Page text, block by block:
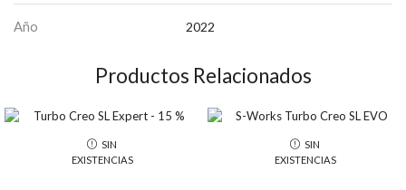
Año 2022
Productos Relacionados
SIN
EXISTENCIAS
SIN
EXISTENCIAS